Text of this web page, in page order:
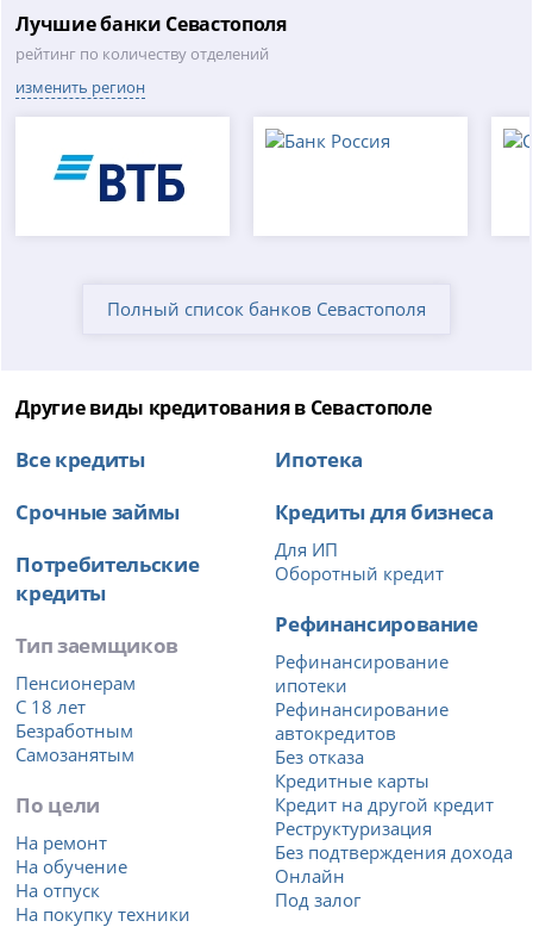
Лучшие банки Севастополя
рейтинг по количеству отделений
изменить регион
Полный список банков Севастополя
Другие виды кредитования в Севастополе
Все кредиты
Срочные займы
Потребительские
кредиты
Тип заемщиков
Пенсионерам
С 18 лет
Безработным
Самозанятым
По цели
На ремонт
На обучение
На отпуск
На покупку техники
Ипотека
Кредиты для бизнеса
Для ИП
Оборотный кредит
Рефинансирование
Рефинансирование
ипотеки
Рефинансирование
автокредитов
Без отказа
Кредитные карты
Кредит на другой кредит
Реструктуризация
Без подтверждения дохода
Онлайн
Под залог